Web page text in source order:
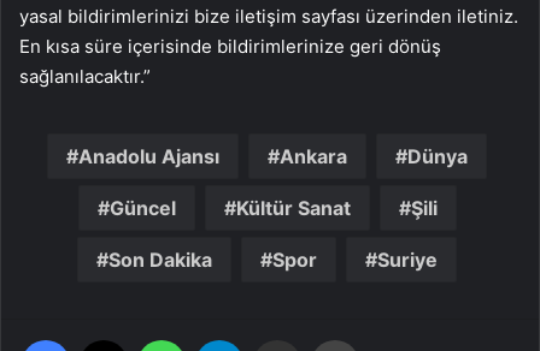
yasal bildirimlerinizi bize iletişim sayfası üzerinden iletiniz.
En kısa süre içerisinde bildirimlerinize geri dönüş
sağlanılacaktır.”
Anadolu Ajansı Ankara Dünya
Güncel Kültür Sanat Şili
Son Dakika Spor Suriye
Facebook WhatsApp Email'den paylaş